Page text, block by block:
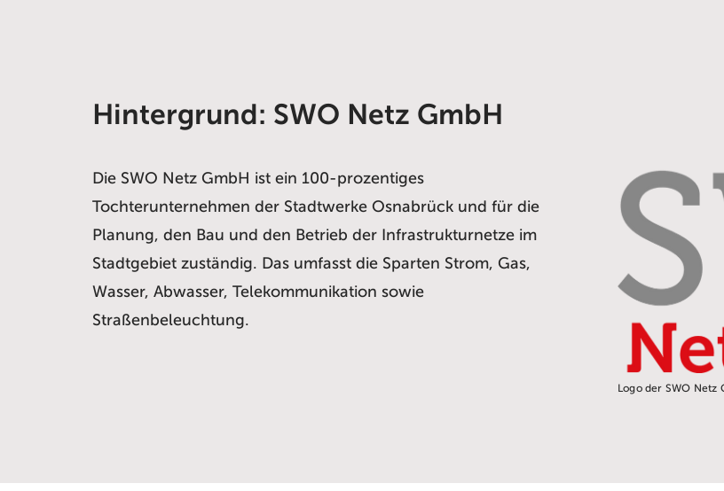
Hintergrund: SWO Netz GmbH
Logo der SWO Netz
Die SWO Netz GmbH ist ein 100-prozentiges
Tochterunternehmen der Stadtwerke Osnabrück und für die
Planung, den Bau und den Betrieb der Infrastrukturnetze im
Stadtgebiet zuständig. Das umfasst die Sparten Strom, Gas,
Wasser, Abwasser, Telekommunikation sowie
Straßenbeleuchtung.